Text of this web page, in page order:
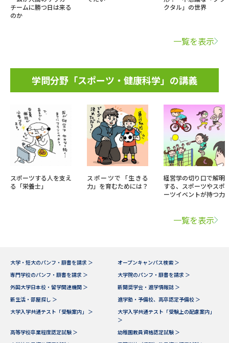
チームに勝つ日は来る
のか
クタル」の世界
一覧を表示
学問分野「スポーツ・健康科学」の講義
スポーツする人を支え
る「栄養士」
スポーツで「生きる
力」を育むためには？
経営学の切り口で解明
する、スポーツやスポ
ーツイベントが持つ力
一覧を表示
大学・短大のパンフ・願書を請求 ＞
オープンキャンパス検索 ＞
専門学校のパンフ・願書を請求 ＞
大学院のパンフ・願書を請求 ＞
外国大学日本校・留学関連機関 ＞
新聞奨学会・進学情報誌 ＞
新生活・部屋探し ＞
進学塾・予備校、高卒認定予備校 ＞
大学入学共通テスト「受験案内」 ＞
大学入学共通テスト「受験上の配慮案内」
＞
高等学校卒業程度認定試験 ＞
幼稚園教員資格認定試験 ＞